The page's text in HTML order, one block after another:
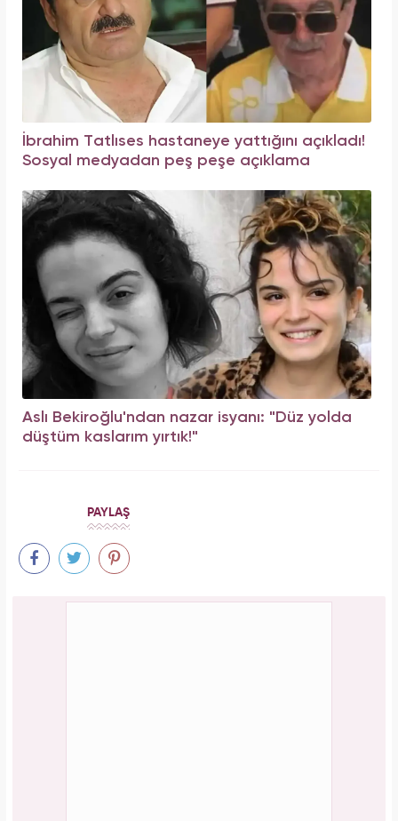
İbrahim Tatlıses hastaneye yattığını açıkladı!
Sosyal medyadan peş peşe açıklama
Aslı Bekiroğlu'ndan nazar isyanı: "Düz yolda
düştüm kaslarım yırtık!"
PAYLAŞ